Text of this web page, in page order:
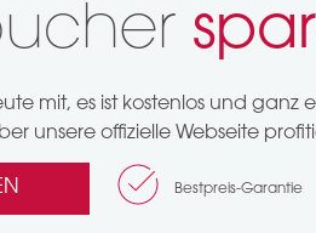
mit, es ist kostenlos und ganz
unsere offizielle Webseite
Bestpreis-Garantie